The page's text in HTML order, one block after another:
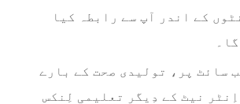
کے اندر آپ سے رابطہ کیا
سائٹ پر، تولیدی صحت کے بارے
نیٹ کے دِیگر تعلیمی لِنکس